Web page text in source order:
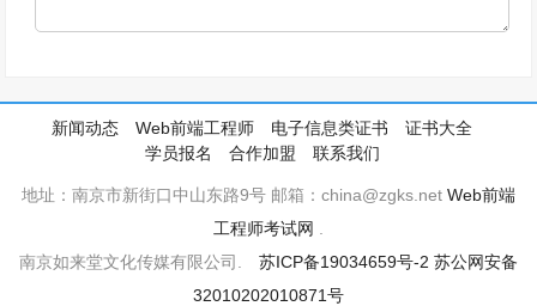
新闻动态 Web前端工程师 电子信息类证书
证书大全
学员报名
合作加盟 联系我们
地址：南京市新街口中山东路9号 邮箱：china@zgks.net Web前端
工程师考试网
南京如来堂文化传媒有限公司. 苏ICP备19034659号-2 苏公网安备
32010202010871号